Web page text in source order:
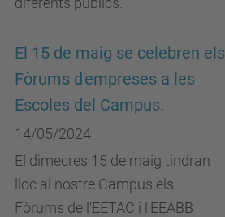
El 15 de maig se celebren els
Fòrums d'empreses a les
Escoles del Campus.
14/05/2024
El dimecres 15 de maig tindran
lloc al nostre Campus els
Fòrums de l'EETAC i l'EEABB